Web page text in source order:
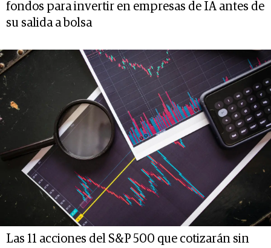
fondos para invertir en empresas de IA antes de
su salida a bolsa
Las 11 acciones del S&P 500 que cotizarán sin